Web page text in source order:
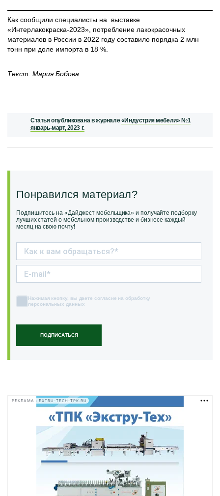
Как сообщили специалисты на выставке
«Интерлакокраска-2023», потребление лакокрасочных
материалов в России в 2022 году составило порядка 2 млн
тонн при доле импорта в 18 %.
Текст: Мария Бобова
Статья опубликована в журнале«Индустрия мебели» №1
январь-март, 2023 г.
Понравился материал?
Подпишитесь на «Дайджест мебельщика» и получайте подборку
лучших статей о мебельном производстве и бизнесе каждый
месяц на свою почту!
ПОДПИСАТЬСЯ
Нажимая кнопку, вы даете согласие на обработку
персональных данных
РЕКЛАМА • EXTRU-TECH-TPK.RU